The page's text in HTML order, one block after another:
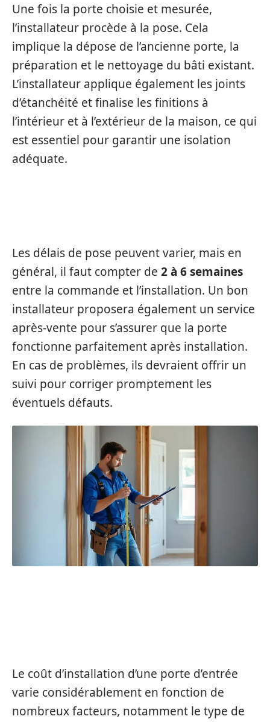
Une fois la porte choisie et mesurée,
l’installateur procède à la pose. Cela
implique la dépose de l’ancienne porte, la
préparation et le nettoyage du bâti existant.
L’installateur applique également les joints
d’étanchéité et finalise les finitions à
l’intérieur et à l’extérieur de la maison, ce qui
est essentiel pour garantir une isolation
adéquate.
Les délais de pose peuvent varier, mais en
général, il faut compter de 2 à 6 semaines
entre la commande et l’installation. Un bon
installateur proposera également un service
après-vente pour s’assurer que la porte
fonctionne parfaitement après installation.
En cas de problèmes, ils devraient offrir un
suivi pour corriger promptement les
éventuels défauts.
Le coût d’installation d’une porte d’entrée
varie considérablement en fonction de
nombreux facteurs, notamment le type de